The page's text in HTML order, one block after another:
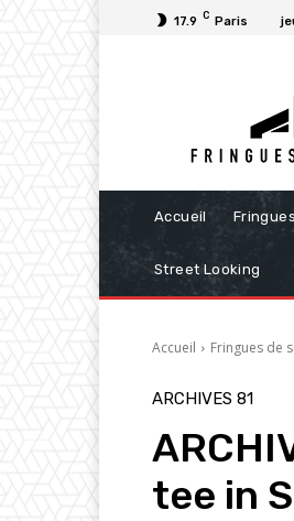
17.9 C Paris
Accueil
Street Looking
Accueil Fringues de
ARCHIVES 81
tee in